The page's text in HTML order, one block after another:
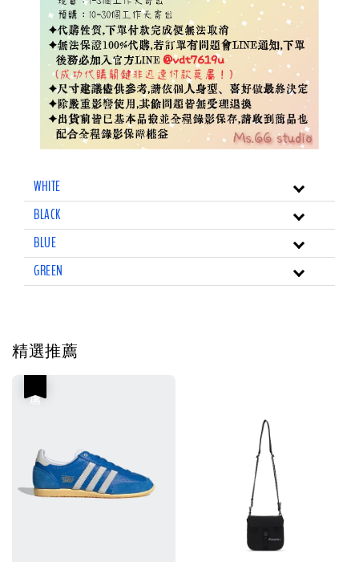
WHITE
BLACK
BLUE
GREEN
精選推薦